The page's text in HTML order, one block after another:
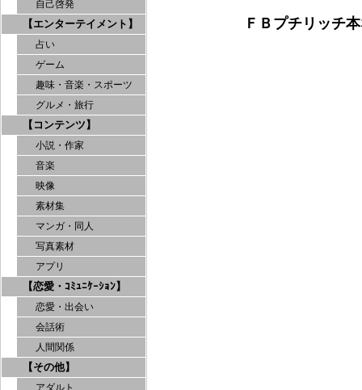
自己啓発
【エンターテイメント】
占い
ゲーム
趣味・音楽・スポーツ
グルメ・旅行
【コンテンツ】
小説・作家
音楽
映像
素材集
マンガ・同人
写真素材
アプリ
【恋愛・ｺﾐｭﾆｹｰｼｮﾝ】
恋愛・出会い
会話術
人間関係
【その他】
アダルト
ＦＢプチリッチ